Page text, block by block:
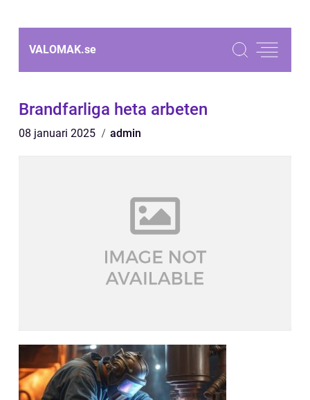
VALOMAK.se
Brandfarliga heta arbeten
08 januari 2025 admin